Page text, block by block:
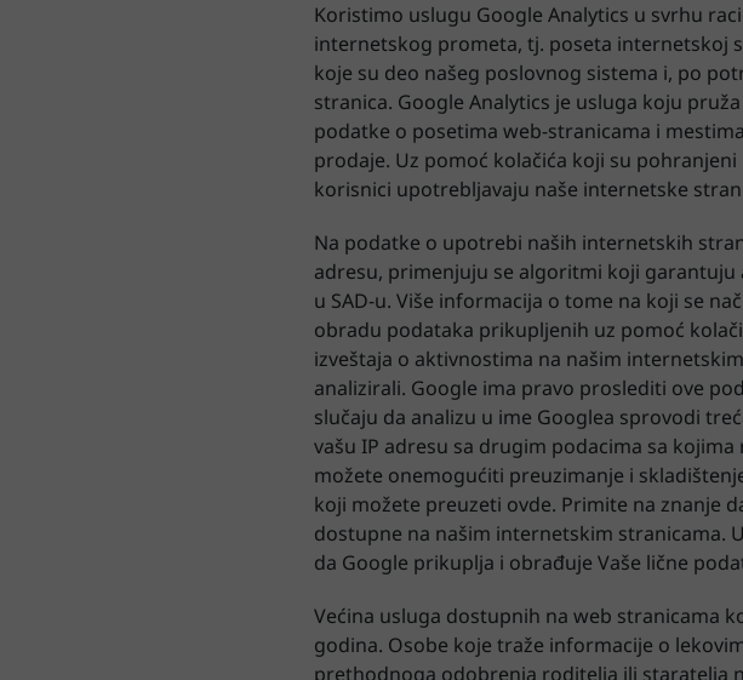
Koristimo uslugu Google Analytics u svrhu
internetskog prometa, tj. poseta internetskoj
koje su deo našeg poslovnog sistema i, po
stranica. Google Analytics je usluga koju
podatke o posetima web-stranicama i
prodaje. Uz pomoć kolačića koji su
korisnici upotrebljavaju naše internetske
Na podatke o upotrebi naših internetskih
adresu, primenjuju se algoritmi koji garantuju
u SAD-u. Više informacija o tome na koji se
obradu podataka prikupljenih uz pomoć
izveštaja o aktivnostima na našim
analizirali. Google ima pravo proslediti ove
slučaju da analizu u ime Googlea sprovodi
vašu IP adresu sa drugim podacima sa
možete onemogućiti preuzimanje i
koji možete preuzeti ovde. Primite na znanje
dostupne na našim internetskim stranicama.
da Google prikuplja i obrađuje Vaše lične
Većina usluga dostupnih na web stranicama
godina. Osobe koje traže informacije o
prethodnoga odobrenja roditelja ili staratelja